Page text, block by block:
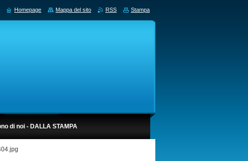
di noi - DALLA STAMPA
Homepage Mappa del sito RSS Stampa